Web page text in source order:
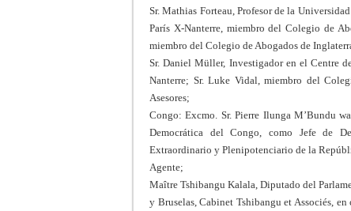
Sr. Mathias Forteau, Profesor de la
París X-Nanterre, miembro del Colegio de
miembro del Colegio de Abogados de
Sr. Daniel Müller, Investigador en el Centre
Nanterre; Sr. Luke Vidal, miembro del
Asesores;
Congo: Excmo. Sr. Pierre Ilunga M’Bundu
Democrática del Congo, como Jefe de
Extraordinario y Plenipotenciario de la
Agente;
Maître Tshibangu Kalala, Diputado del
y Bruselas, Cabinet Tshibangu et Associés,